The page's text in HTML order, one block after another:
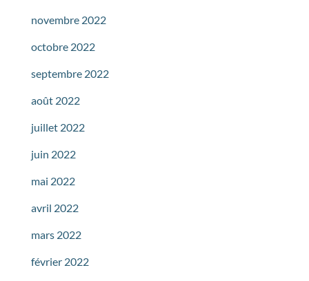
novembre 2022
octobre 2022
septembre 2022
août 2022
juillet 2022
juin 2022
mai 2022
avril 2022
mars 2022
février 2022